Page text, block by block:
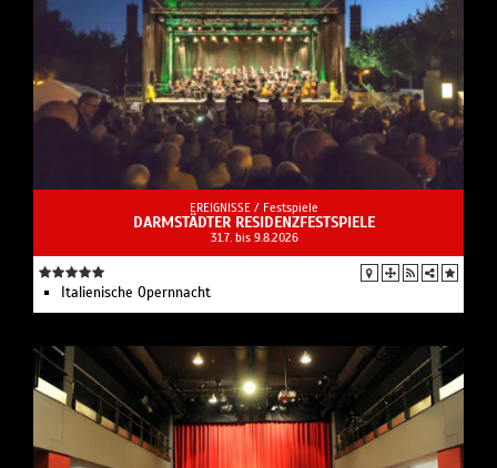
EREIGNISSE / Festspiele
DARMSTÄDTER RESIDENZFESTSPIELE
31.7. bis 9.8.2026
Italienische Opernnacht